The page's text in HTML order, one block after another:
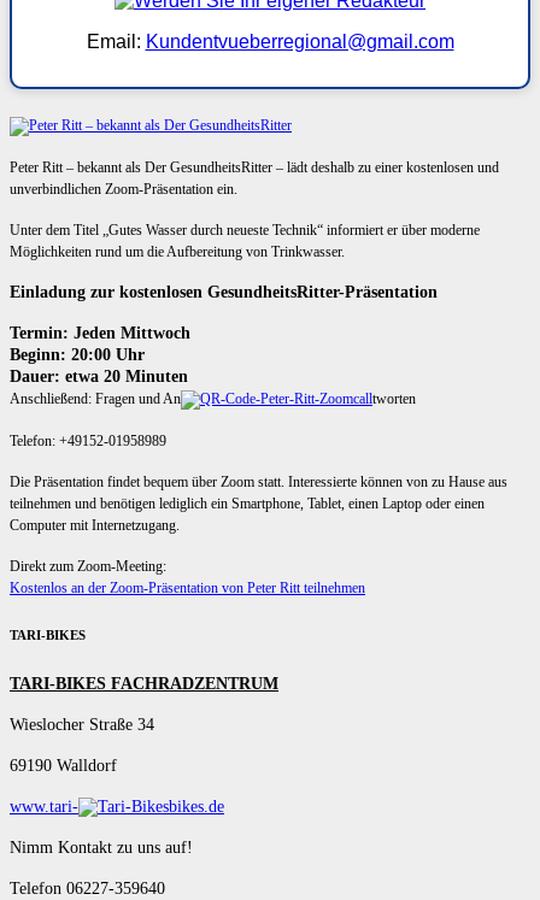
Email: Kundentvueberregional@gmail.com
Peter Ritt – bekannt als Der GesundheitsRitter – lädt deshalb zu einer kostenlosen und
unverbindlichen Zoom-Präsentation ein.
Unter dem Titel „Gutes Wasser durch neueste Technik“ informiert er über moderne
Möglichkeiten rund um die Aufbereitung von Trinkwasser.
Einladung zur kostenlosen GesundheitsRitter-Präsentation
Termin: Jeden Mittwoch
Beginn: 20:00 Uhr
Dauer: etwa 20 Minuten
Anschließend: Fragen und An tworten
Telefon: +49152-01958989
Die Präsentation findet bequem über Zoom statt. Interessierte können von zu Hause aus
teilnehmen und benötigen lediglich ein Smartphone, Tablet, einen Laptop oder einen
Computer mit Internetzugang.
Direkt zum Zoom-Meeting:
Kostenlos an der Zoom-Präsentation von Peter Ritt teilnehmen
TARI-BIKES
TARI-BIKES FACHRADZENTRUM
Wieslocher Straße 34
69190 Walldorf
www.tari- bikes.de
Nimm Kontakt zu uns auf!
Telefon 06227-359640